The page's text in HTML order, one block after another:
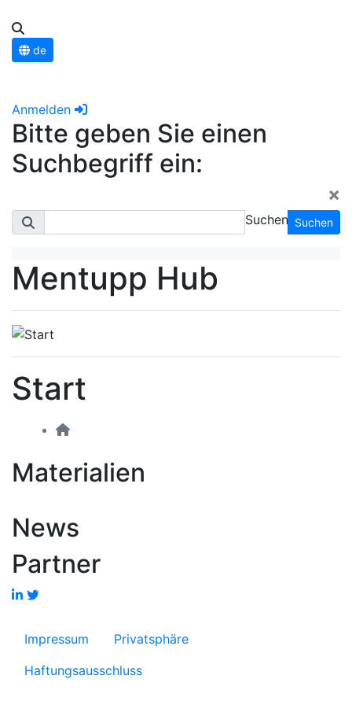
de
Anmelden
Bitte geben Sie einen
Suchbegriff ein:
×
Suchen Suchen
Mentupp Hub
Start
Materialien
Lernmittel, die für Personen entwickelt
wurden, die im Bauwesen tätig sind.
News
Partner
Zurück
Impressum
Privatsphäre
Haftungsausschluss